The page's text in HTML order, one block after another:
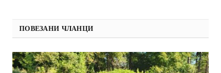
ПОВЕЗАНИ ЧЛАНЦИ